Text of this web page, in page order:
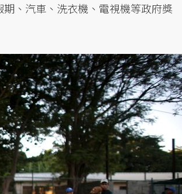
、汽車、洗衣機、電視機等政府獎